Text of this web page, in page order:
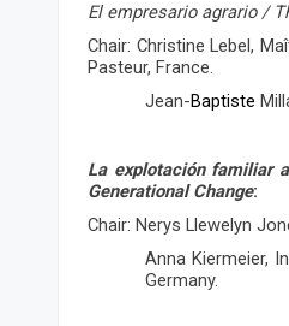
El empresario agrario /
Chair: Christine Lebel,
Pasteur, France.
Jean-Baptiste
La explotación familiar
Generational Change:
Chair: Nerys Llewelyn
Anna Kiermeier,
Germany.